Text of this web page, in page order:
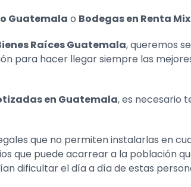
Guatemala o Bodegas en Renta
Raíces Guatemala, queremos
para hacer llegar siempre las
en Guatemala, es necesario
que no permiten instalarlas en
que puede acarrear a la población
dificultar el día a día de estas